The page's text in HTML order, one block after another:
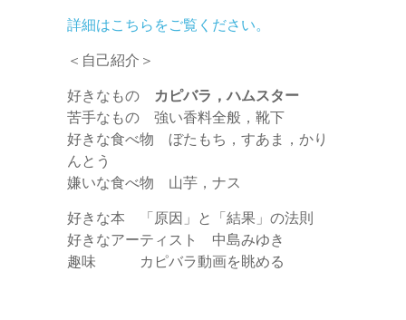
詳細はこちらをご覧ください。
＜自己紹介＞
好きなもの カピバラ，ハムスター
苦手なもの 強い香料全般，靴下
好きな食べ物 ぼたもち，すあま，かり
んとう
嫌いな食べ物 山芋，ナス
好きな本 「原因」と「結果」の法則
好きなアーティスト 中島みゆき
趣味 カピバラ動画を眺める